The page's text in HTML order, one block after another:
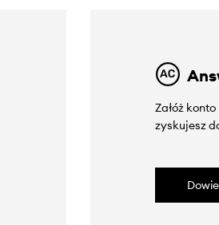
Załóż
zyskujesz